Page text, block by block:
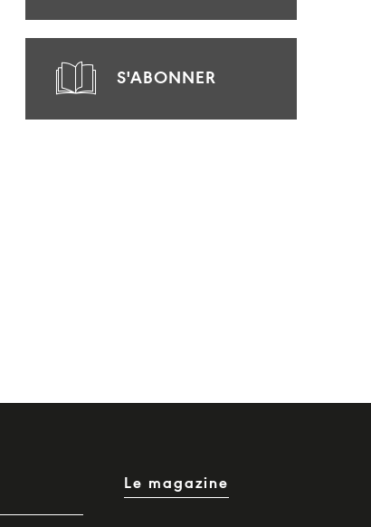
S'ABONNER
Le magazine